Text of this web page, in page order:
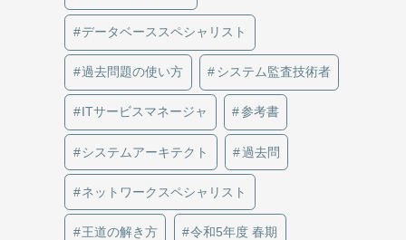
データベーススペシャリスト
過去問題の使い方 システム監査技術者
ITサービスマネージャ 参考書
システムアーキテクト 過去問
ネットワークスペシャリスト
王道の解き方 令和5年度 春期